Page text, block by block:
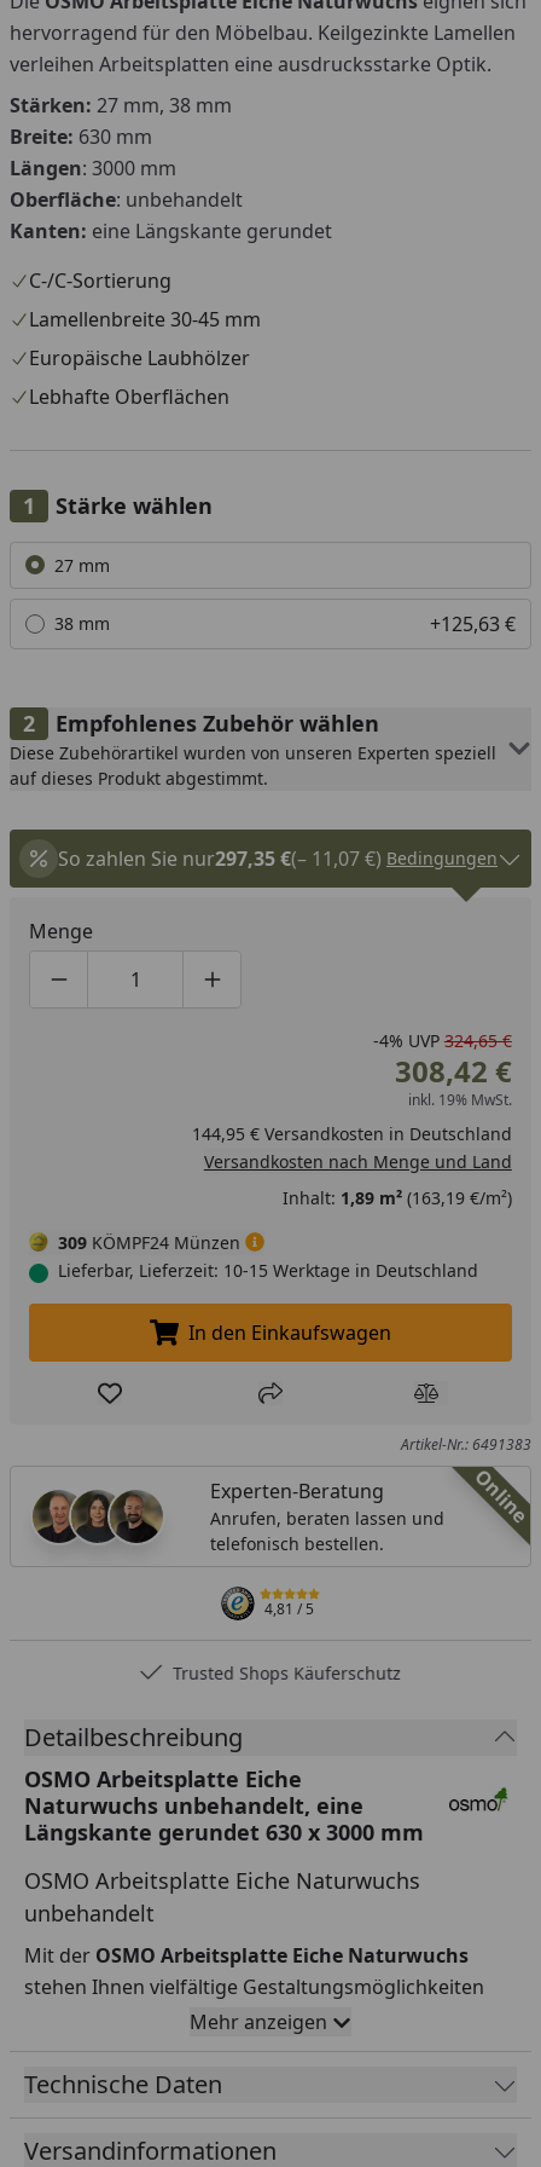
hervorragend für den Möbelbau. Keilgezinkte Lamellen
verleihen Arbeitsplatten eine ausdrucksstarke Optik.
Stärken: 27 mm, 38 mm
Breite: 630 mm
Längen: 3000 mm
Oberfläche: unbehandelt
Kanten: eine Längskante gerundet
C-/C-Sortierung
Lamellenbreite 30-45 mm
Europäische Laubhölzer
Lebhafte Oberflächen
Stärke wählen
Alle anzeigen (2)
27 mm
38 mm +125,63 €
Empfohlenes Zubehör wählen
Diese Zubehörartikel wurden von unseren Experten speziell
auf dieses Produkt abgestimmt.
So zahlen Sie nur297,35 €(– 11,07 €) Bedingungen
Menge
Produktmenge um eins verringern
Produktmenge manuell eingeben
Produktmenge um eins erhöhen
-4% UVP 324,65 €
308,42 €
inkl. 19% MwSt.
144,95 € Versandkosten in Deutschland
Versandkosten nach Menge und Land
Inhalt: 1,89 m²(163,19 €/m²)
309 KÖMPF24 Münzen
Lieferbar, Lieferzeit: 10-15 Werktage in Deutschland
In den Einkaufswagen legen
In den Einkaufswagen
Produkt zur Wunschliste hinzufügen
Teilen Produkt
Artikel-Nr.: 6491383
Online
Experten-Beratung
Anrufen, beraten lassen und
telefonisch bestellen.
4,81/ 5
Trusted Shops Käuferschutz
Detailbeschreibung
OSMO Arbeitsplatte Eiche
Naturwuchs unbehandelt, eine
Längskante gerundet 630 x 3000 mm
OSMO Arbeitsplatte Eiche Naturwuchs
unbehandelt
Mit der OSMO Arbeitsplatte Eiche Naturwuchs
stehen Ihnen vielfältige Gestaltungsmöglichkeiten
offen, um Ihren persönlichen Wohnstil zu
verwirklichen. Dank ihrer lebhaften Maserung
verleihen sie jedem Raum eine exklusive
Ausstrahlung, die nachhaltig beeindruckt. Die
keilgezinkten Lamellen schaffen eine
Mehr anzeigen
Technische Daten
Versandinformationen